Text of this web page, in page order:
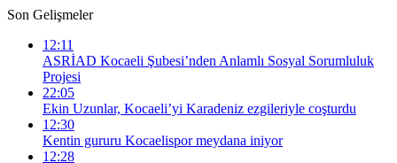
Son Gelişmeler
12:11
ASRİAD Kocaeli Şubesi’nden Anlamlı Sosyal Sorumluluk
Projesi
22:05
Ekin Uzunlar, Kocaeli’yi Karadeniz ezgileriyle coşturdu
12:30
Kentin gururu Kocaelispor meydana iniyor
12:28